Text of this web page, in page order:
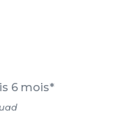
6 mois*